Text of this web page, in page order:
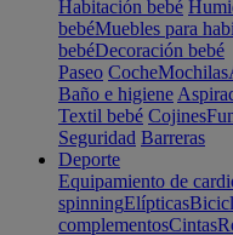
Habitación bebé
bebéMuebles para
bebéDecoración bebé
Paseo CocheMochilas
Baño e higiene
Textil bebé Cojines
Seguridad Barreras
Deporte
Equipamiento de
spinningElípticas
complementosCintas